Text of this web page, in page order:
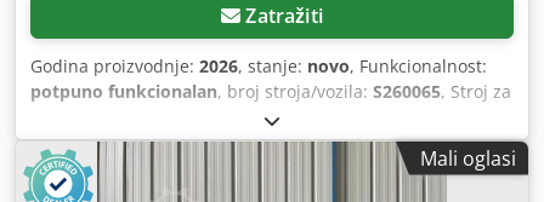
Zatražiti
Godina proizvodnje: 2026, stanje: novo, Funkcionalnost:
potpuno funkcionalan, broj stroja/vozila: S260065, Stroj za
namatanje stretch filma EVA TEHNIČKE KARAKTERISTIKE
Okretni stol / baza / Ø 1.500 mm Maksimalne dimenzije
palete: 800 x 1.200 mm Maksimalni kapacitet opterećenja:
1.500 kg Visina namotavanja (uključujući paletu): 2.200 mm
Mali oglasi